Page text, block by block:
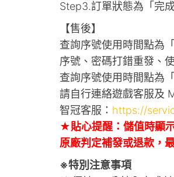
Step3.訂單狀態為「完
【售後】
查詢序號使用時間點為
序號、密碼打錯重發、
查詢序號使用時間點為
請自行連絡遊戲客服及
智冠客服： https://
★貼心提醒：儲值時顯
原廠判定補發或退款，
※特別注意事項